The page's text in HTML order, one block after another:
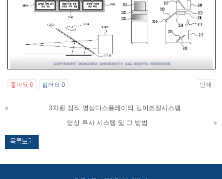
좋아요 0 싫어요 0 인쇄
«
3차원 집적 영상디스플레이의 깊이조절시스템
영상 투사 시스템 및 그 방법
»
목록보기